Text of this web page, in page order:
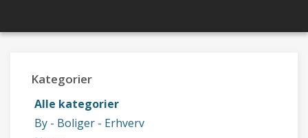
Kategorier
Alle kategorier
By - Boliger - Erhverv